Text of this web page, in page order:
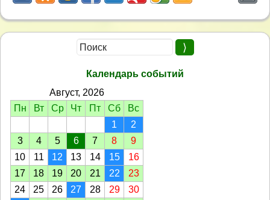
Календарь событий
Август, 2026
Пн
Вт Ср Чт Пт Сб
Вс
1
2
3
4 5 6 7 8
9
10
11 12 13 14 15
16
17
18 19 20 21 22
23
24
25 26 27 28 29
30